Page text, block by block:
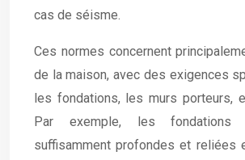
cas de séisme.
Ces normes concernent
de la maison, avec des exigences
les fondations, les murs porteurs,
Par exemple, les fondations
suffisamment profondes et reliées